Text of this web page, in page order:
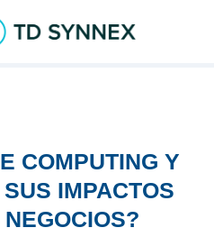
COMPUTING Y
IMPACTOS